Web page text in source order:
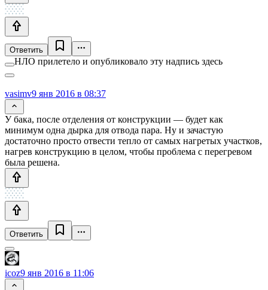
Ответить
НЛО прилетело и опубликовало эту надпись здесь
vasimv9 янв 2016 в 08:37
У бака, после отделения от конструкции — будет как
минимум одна дырка для отвода пара. Ну и зачастую
достаточно просто отвести тепло от самых нагретых участков,
нагрев конструкцию в целом, чтобы проблема с перегревом
была решена.
Ответить
icoz9 янв 2016 в 11:06